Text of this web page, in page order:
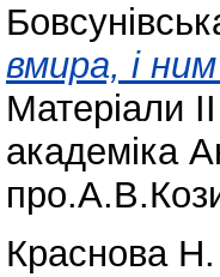
вмира, і
Матеріали
академіка
Краснова